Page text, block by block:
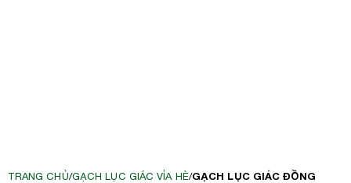
TRANG CHỦ/GẠCH LỤC GIÁC VỈA HÈ/GẠCH LỤC GIÁC ĐỒNG